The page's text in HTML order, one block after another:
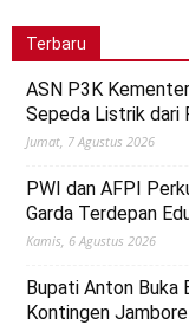
Terbaru
ASN P3K
Sepeda Listrik dari
Jumat, 7 Agustus 2026
PWI dan AFPI
Garda Terdepan
Kamis, 6 Agustus 2026
Bupati Anton Buka
Kontingen